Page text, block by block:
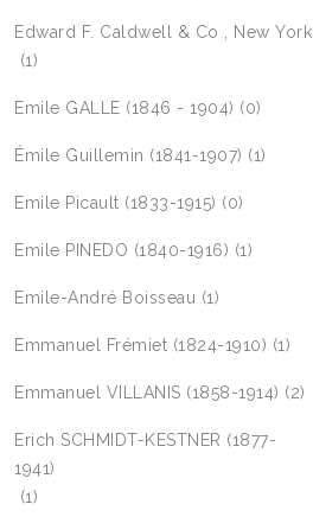
Edward F. Caldwell & Co , New York
(1)
Emile GALLE (1846 - 1904) (0)
Émile Guillemin (1841-1907) (1)
Emile Picault (1833-1915) (0)
Emile PINEDO (1840-1916) (1)
Emile-André Boisseau (1)
Emmanuel Frémiet (1824-1910) (1)
Emmanuel VILLANIS (1858-1914) (2)
Erich SCHMIDT-KESTNER (1877-
1941)
(1)